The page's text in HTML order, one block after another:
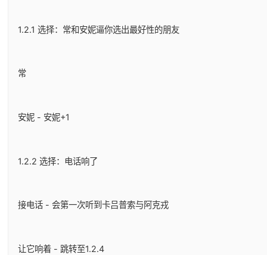
1.2.1 选择：常和安妮逼你选出最好性的朋友
常
安妮 - 安妮+1
1.2.2 选择：电话响了
接电话 - 会第一次听到卡吕普索与阿克戎
让它响着 - 跳转至1.2.4